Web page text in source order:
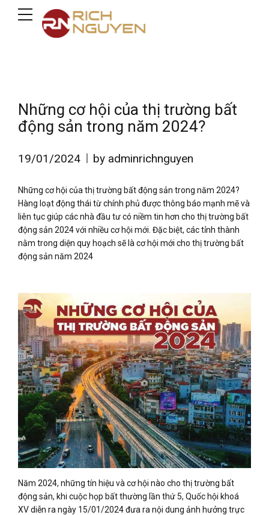
Những cơ hội của thị trường bất
động sản trong năm 2024?
19/01/2024 by adminrichnguyen
Những cơ hội của thị trường bất động sản trong năm 2024?
Hàng loạt động thái từ chính phủ được thông báo mạnh mẽ và
liên tục giúp các nhà đầu tư có niềm tin hơn cho thị trường bất
động sản 2024 với nhiều cơ hội mới. Đặc biệt, các tỉnh thành
nằm trong diện quy hoạch sẽ là cơ hội mới cho thị trường bất
động sản năm 2024
Năm 2024, những tín hiệu và cơ hội nào cho thị trường bất
động sản, khi cuộc họp bất thường lần thứ 5, Quốc hội khoá
XV diễn ra ngày 15/01/2024 đưa ra nội dung ảnh hưởng trực